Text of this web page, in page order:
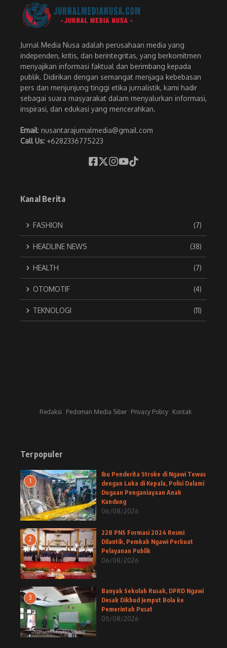
Jurnal Media Nusa adalah perusahaan media yang
independen, kritis, dan berintegritas, yang berkomitmen
menyajikan informasi faktual dan berimbang kepada
publik. Didirikan dengan semangat menjaga kebebasan
pers dan menjunjung tinggi etika jurnalistik, kami hadir
sebagai suara masyarakat dalam menyalurkan informasi,
inspirasi, dan edukasi yang mencerahkan.
Email: nusantarajurnalmedia@gmail.com
Call Us: +6282336775223
Kanal Berita
FASHION (7)
HEADLINE NEWS (38)
HEALTH (7)
OTOMOTIF (4)
TEKNOLOGI (11)
Redaksi Pedoman Media Siber Privacy Policy Kontak
Terpopuler
1
Ibu Penderita Stroke di Ngawi Tewas
dengan Luka di Kepala, Polisi Dalami
Dugaan Penganiayaan Anak
Kandung
06/08/2026
2
228 PNS Formasi 2024 Resmi
Dilantik, Pemkab Ngawi Perkuat
Pelayanan Publik
06/08/2026
3
Banyak Sekolah Rusak, DPRD Ngawi
Desak Dikbud Jemput Bola ke
Pemerintah Pusat
05/08/2026